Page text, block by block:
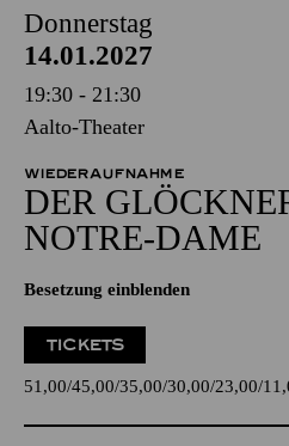
Donnerstag
14.01.2027
19:30 - 21:30
Aalto-Theater
WIEDERAUFNAHME
DER
NOTRE-DAME
Besetzung einblenden
TICKETS
51,00 45,00 35,00 30,00 23,00